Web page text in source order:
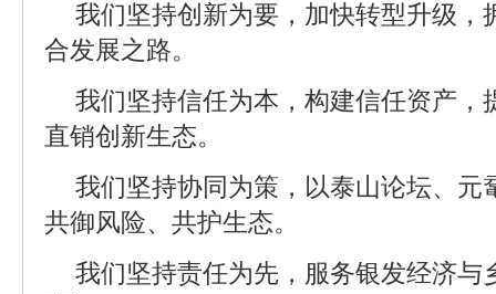
我们坚持创新为要，加快转型升级，
合发展之路。
我们坚持信任为本，构建信任资产，
直销创新生态。
我们坚持协同为策，以泰山论坛、元
共御风险、共护生态。
我们坚持责任为先，服务银发经济与